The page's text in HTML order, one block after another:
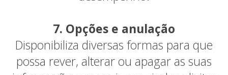
7. Opções e anulação
Disponibiliza diversas formas para que
possa rever, alterar ou apagar as suas